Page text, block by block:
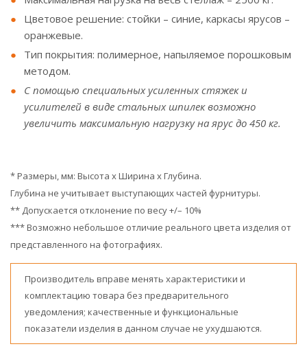
Цветовое решение: стойки – синие, каркасы ярусов –
оранжевые.
Тип покрытия: полимерное, напыляемое порошковым
методом.
С помощью специальных усиленных стяжек и
усилителей в виде стальных шпилек возможно
увеличить максимальную нагрузку на ярус до 450 кг.
* Размеры, мм: Высота х Ширина х Глубина.
Глубина не учитывает выступающих частей фурнитуры.
** Допускается отклонение по весу +/– 10%
*** Возможно небольшое отличие реального цвета изделия от
представленного на фотографиях.
Производитель вправе менять характеристики и
комплектацию товара без предварительного
уведомления; качественные и функциональные
показатели изделия в данном случае не ухудшаются.